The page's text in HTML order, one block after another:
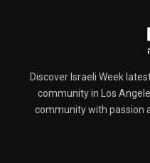
Discover Israeli Week
community in Los
community with passion